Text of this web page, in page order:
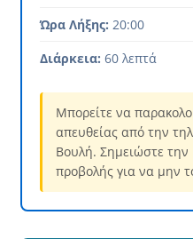
Ώρα Λήξης: 20:00
Διάρκεια: 60 λεπτά
Μπορείτε να
απευθείας από την
Βουλή. Σημειώστε
προβολής για να μην